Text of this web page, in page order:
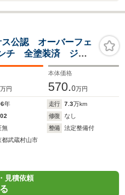
公認 オーバーフェ
チ 全塗装済 ジャ
スポイラー ワンオ
加工 ETC
万円
本体価格
570.0万円
年 走行 7.3万km
修復
なし
無 整備
法定整備付
都武蔵村山市
見積依頼